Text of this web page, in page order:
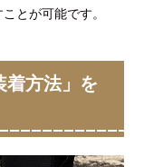
とが可能です。
方法」を